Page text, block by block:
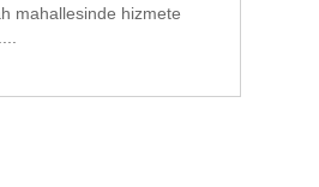
mahallesinde hizmete